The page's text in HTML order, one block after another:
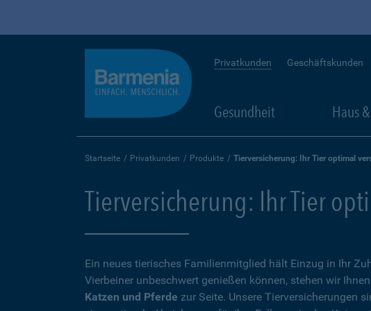
Privatkunden Geschäftskunden
Gesundheit Haus
Startseite Privatkunden Produkte Tierversicherung: Ihr Tier optimal
Tierversicherung: Ihr Tier
Ein neues tierisches Familienmitglied hält Einzug in Ihr
Vierbeiner unbeschwert genießen können, stehen wir
Katzen und Pferde zur Seite. Unsere Tierversicherungen